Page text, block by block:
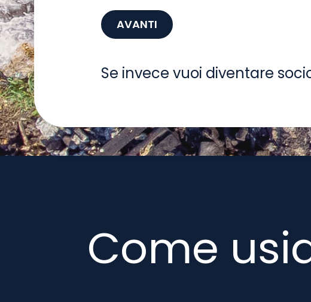
AVANTI
Se invece vuoi diventare
Come